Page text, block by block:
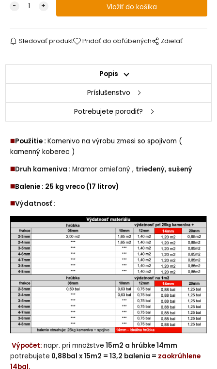
Sledovať produkt Pridať do obľúbených Zdielať
Popis
Príslušenstvo
Potrebujete poradiť?
◼️Použitie :Kamenivo na výrobu zmesi so spojivom (
kamenný koberec )
◼️Druh kameniva :Mramor omieľaný , triedený, sušený
◼️Balenie : 25 kg vreco (17 litrov)
◼️Výdatnosť :
Výpočet: napr. pri množstve 15m2 a hrúbke 14mm
potrebujete 0,88bal x 15m2 = 13,2 balenia = zaokrúhlene
14bal.